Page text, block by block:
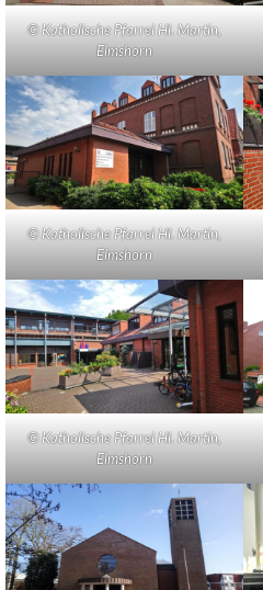
© Katholische Pfarrei Hl. Martin,
Elmshorn
© Katholische Pfarrei Hl. Martin,
Elmshorn
© Katholische Pfarrei Hl. Martin,
Elmshorn